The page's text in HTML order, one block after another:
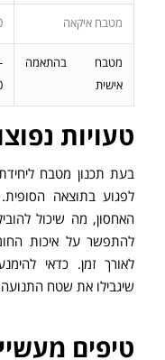
מטבח איקאה
מטבח בהתאמה
אישית
טעויות
בעת תכנון מטבח
לפגוע בתוצאה
האחסון, מה שיכול
להתפשר על איכות
לאורך זמן. כדאי
שיגבילו את שטח
טיפים